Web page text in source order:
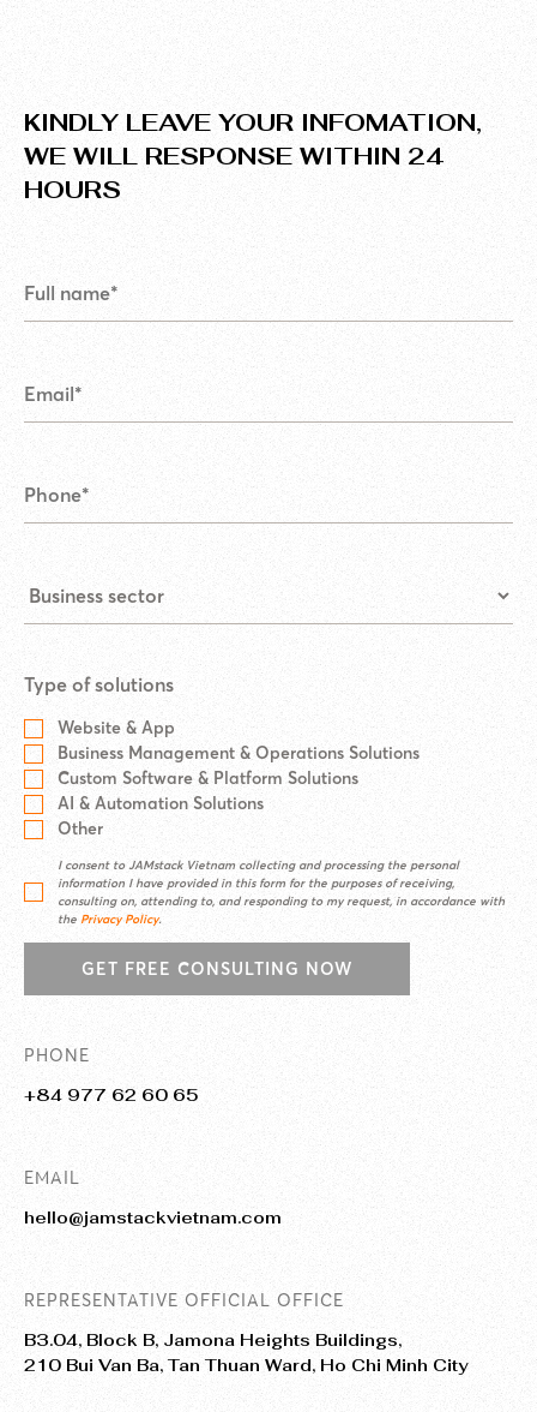
KINDLY LEAVE YOUR INFOMATION,
WE WILL RESPONSE WITHIN 24
HOURS
Type of solutions
Website & App
Business Management & Operations Solutions
Custom Software & Platform Solutions
AI & Automation Solutions
Other
I consent to JAMstack Vietnam collecting and processing the personal
information I have provided in this form for the purposes of receiving,
consulting on, attending to, and responding to my request, in accordance with
the Privacy Policy.
GET FREE CONSULTING NOW
PHONE
+84 977 62 60 65
EMAIL
hello@jamstackvietnam.com
REPRESENTATIVE OFFICIAL OFFICE
B3.04, Block B, Jamona Heights Buildings,
210 Bui Van Ba, Tan Thuan Ward, Ho Chi Minh City